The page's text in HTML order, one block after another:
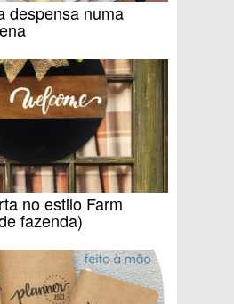
despensa numa
no estilo Farm
fazenda)